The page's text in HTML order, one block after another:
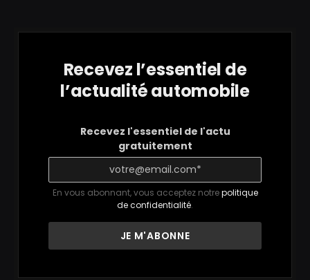
Recevez l’essentiel de
l’actualité automobile
Recevez l'essentiel de l'actu
gratuitement
En vous abonnant, vous acceptez notrepolitique
de confidentialité.